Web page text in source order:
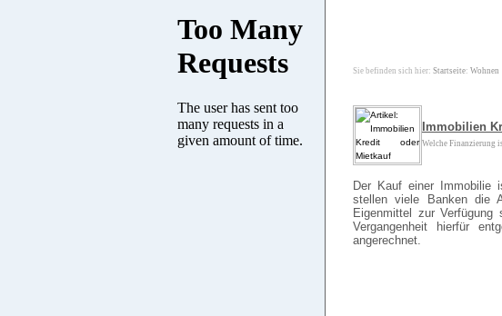
Sie befinden sich hier: Startseite: Wohnen
Immobilien
Welche Finanzierung
Der Kauf einer Immobilie
stellen viele Banken die
Eigenmittel zur
Vergangenheit hierfür
angerechnet.